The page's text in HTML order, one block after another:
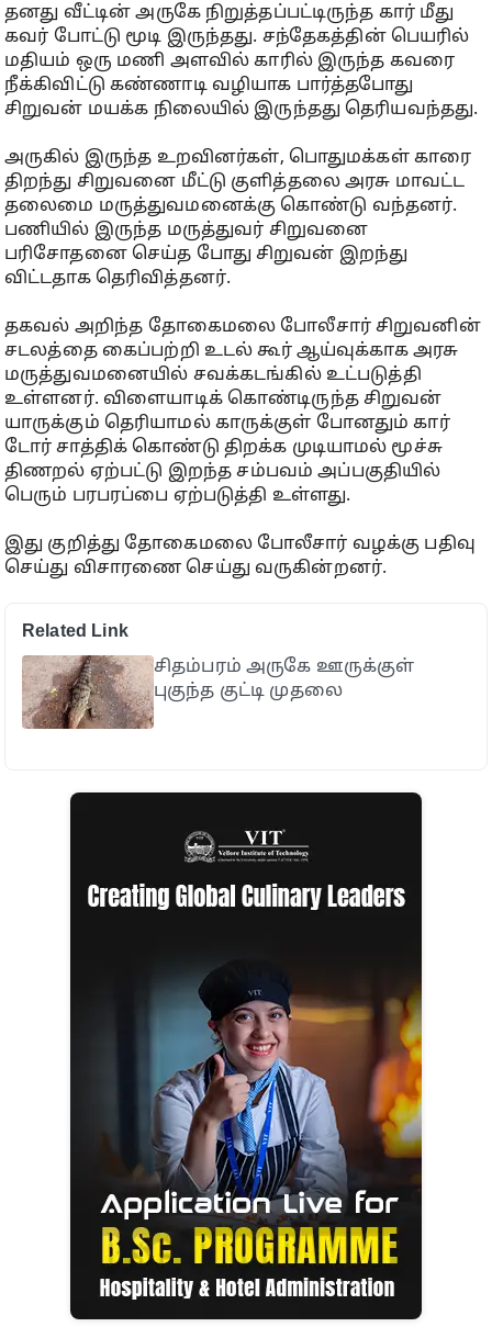
தனது வீட்டின் அருகே நிறுத்தப்பட்டிருந்த கார் மீது
கவர் போட்டு மூடி இருந்தது. சந்தேகத்தின் பெயரில்
மதியம் ஒரு மணி அளவில் காரில் இருந்த கவரை
நீக்கிவிட்டு கண்ணாடி வழியாக பார்த்தபோது
சிறுவன் மயக்க நிலையில் இருந்தது தெரியவந்தது.
அருகில் இருந்த உறவினர்கள், பொதுமக்கள் காரை
திறந்து சிறுவனை மீட்டு குளித்தலை அரசு மாவட்ட
தலைமை மருத்துவமனைக்கு கொண்டு வந்தனர்.
பணியில் இருந்த மருத்துவர் சிறுவனை
பரிசோதனை செய்த போது சிறுவன் இறந்து
விட்டதாக தெரிவித்தனர்.
தகவல் அறிந்த தோகைமலை போலீசார் சிறுவனின்
சடலத்தை கைப்பற்றி உடல் கூர் ஆய்வுக்காக அரசு
மருத்துவமனையில் சவக்கடங்கில் உட்படுத்தி
உள்ளனர். விளையாடிக் கொண்டிருந்த சிறுவன்
யாருக்கும் தெரியாமல் காருக்குள் போனதும் கார்
டோர் சாத்திக் கொண்டு திறக்க முடியாமல் மூச்சு
திணறல் ஏற்பட்டு இறந்த சம்பவம் அப்பகுதியில்
பெரும் பரபரப்பை ஏற்படுத்தி உள்ளது.
இது குறித்து தோகைமலை போலீசார் வழக்கு பதிவு
செய்து விசாரணை செய்து வருகின்றனர்.
Related Link
சிதம்பரம் அருகே ஊருக்குள்
புகுந்த குட்டி முதலை